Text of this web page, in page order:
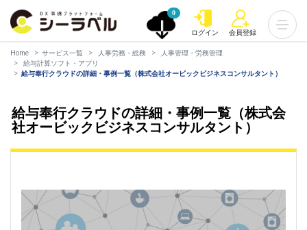
0
ログイン 会員登録
Home サービス一覧 人事労務・総務
人事管理・労務管理
給与計算ソフト・アプリ
給与奉行クラウドの詳細・事例一覧（株式会社オービックビジネスコンサルタント）
給与奉行クラウドの詳細・事例一覧（株式会
社オービックビジネスコンサルタント）